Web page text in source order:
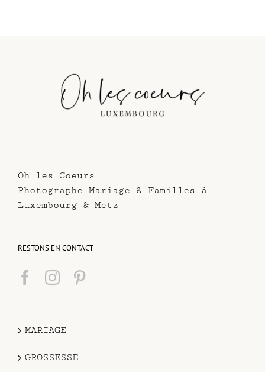
Oh les Coeurs
Photographe Mariage & Familles à
Luxembourg & Metz
RESTONS EN CONTACT
MARIAGE
GROSSESSE